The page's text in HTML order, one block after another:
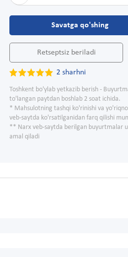
Savatga qo'shing
Retseptsiz beriladi
2 sharhni
Toshkent bo'ylab yetkazib berish -
to'langan paytdan boshlab 2 soat ichida.
* Mahsulotning tashqi ko'rinishi va
veb-saytda ko'rsatilganidan farq qilishi
** Narx veb-saytda berilgan buyurtmalar
amal qiladi